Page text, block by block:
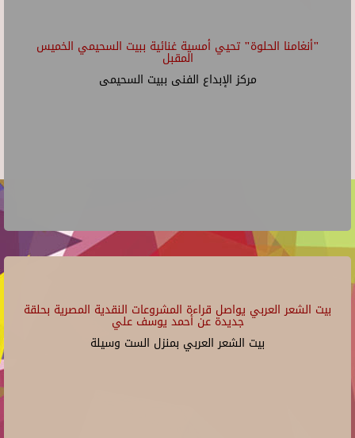
"أنغامنا الحلوة" تحيي أمسية غنائية ببيت السحيمي الخميس
المقبل
مركز الإبداع الفنى ببيت السحيمى
بيت الشعر العربي يواصل قراءة المشروعات النقدية المصرية بحلقة
جديدة عن أحمد يوسف علي
بيت الشعر العربي بمنزل الست وسيلة